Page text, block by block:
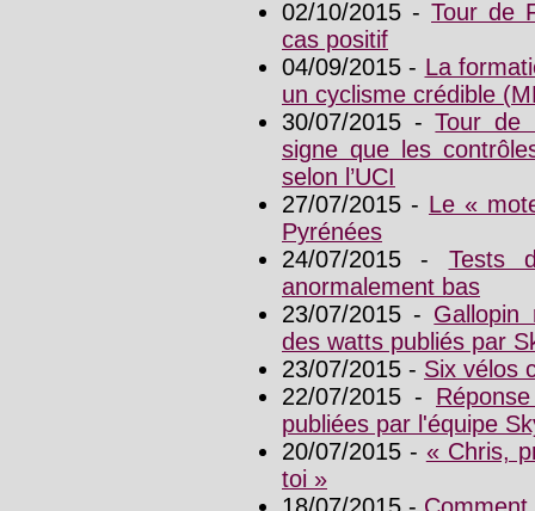
02/10/2015 - Tour de
cas positif
04/09/2015 - La
un cyclisme crédible
30/07/2015 -Tour de
signe que les
selon l’UCI
27/07/2015 - Le «
Pyrénées
24/07/2015 - Tests
anormalement bas
23/07/2015 - Gallopin
des watts publiés par
23/07/2015 - Six vélos
22/07/2015 -
publiées par l'équipe
20/07/2015 - « Chris,
toi »